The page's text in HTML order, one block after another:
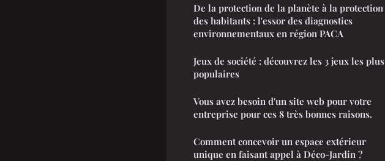
De la protection de la planète à la protection
des habitants : l'essor des diagnostics
environnementaux en région PACA
Jeux de société : découvrez les 3 jeux les plus
populaires
Vous avez besoin d'un site web pour votre
entreprise pour ces 8 très bonnes raisons.
Comment concevoir un espace extérieur
unique en faisant appel à Déco-Jardin ?